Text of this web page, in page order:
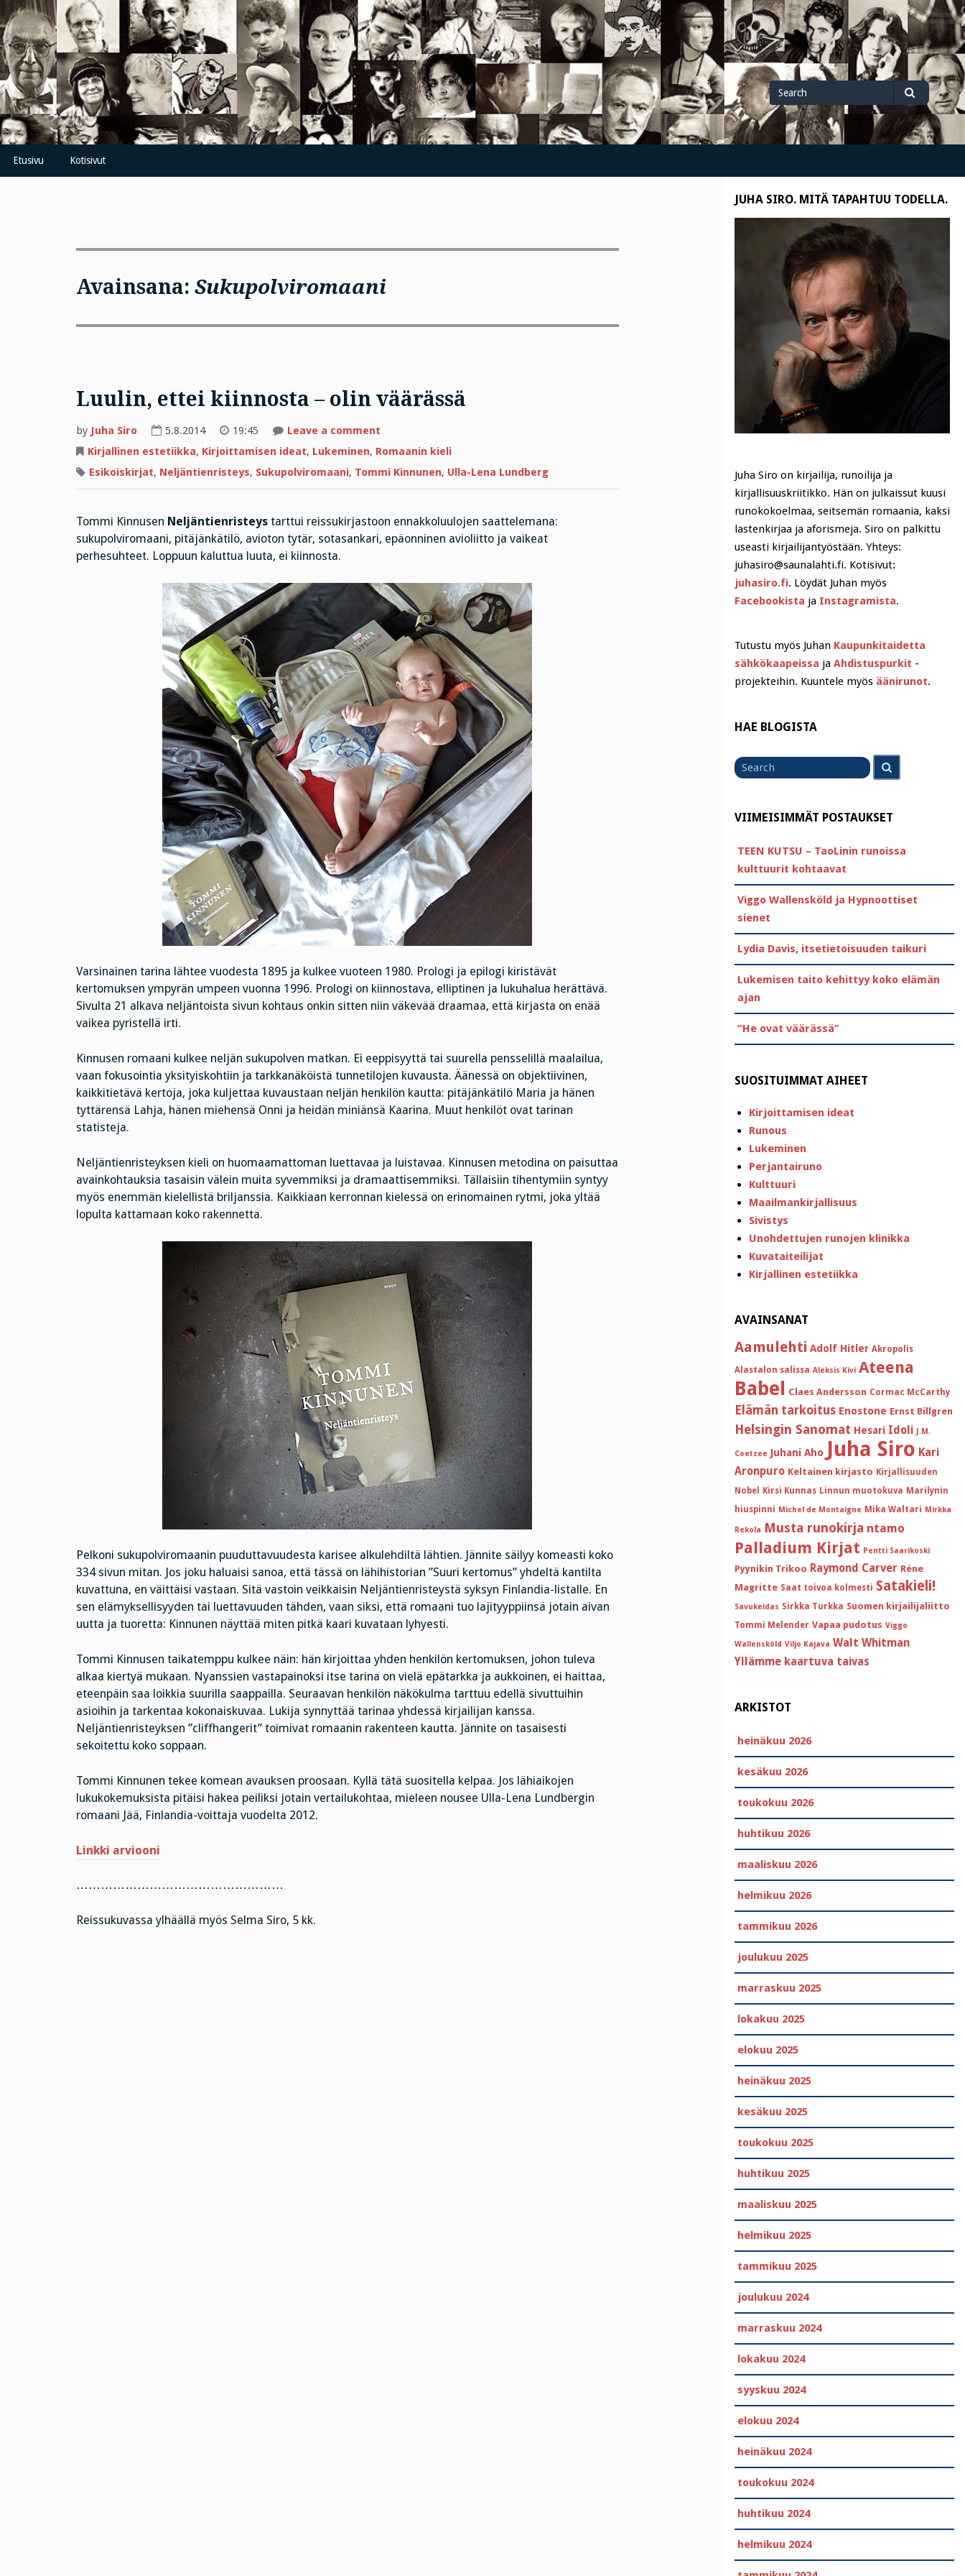
Skip
to
content
Search
for
Search
Etusivu Kotisivut
Avainsana: Sukupolviromaani
Luulin, ettei kiinnosta – olin väärässä
by Juha Siro 5.8.2014 19:45 Leave a commenton
ettei
–
olin
Kirjallinen estetiikka, Kirjoittamisen ideat, Lukeminen, Romaanin kieli
Esikoiskirjat, Neljäntienristeys, Sukupolviromaani, Tommi Kinnunen, Ulla-Lena Lundberg
Tommi Kinnusen Neljäntienristeystarttui reissukirjastoon ennakkoluulojen saattelemana:
sukupolviromaani, pitäjänkätilö, avioton tytär, sotasankari, epäonninen avioliitto ja vaikeat
perhesuhteet. Loppuun kaluttua luuta, ei kiinnosta.
Varsinainen tarina lähtee vuodesta 1895 ja kulkee vuoteen 1980. Prologi ja epilogi kiristävät
kertomuksen ympyrän umpeen vuonna 1996. Prologi on kiinnostava, elliptinen ja lukuhalua herättävä.
Sivulta 21 alkava neljäntoista sivun kohtaus onkin sitten niin väkevää draamaa, että kirjasta on enää
vaikea pyristellä irti.
Kinnusen romaani kulkee neljän sukupolven matkan. Ei eeppisyyttä tai suurella pensselillä maalailua,
vaan fokusointia yksityiskohtiin ja tarkkanäköistä tunnetilojen kuvausta. Äänessä on objektiivinen,
kaikkitietävä kertoja, joka kuljettaa kuvaustaan neljän henkilön kautta: pitäjänkätilö Maria ja hänen
tyttärensä Lahja, hänen miehensä Onni ja heidän miniänsä Kaarina. Muut henkilöt ovat tarinan
statisteja.
Neljäntienristeyksen kieli on huomaamattoman luettavaa ja luistavaa. Kinnusen metodina on paisuttaa
avainkohtauksia tasaisin välein muita syvemmiksi ja dramaattisemmiksi. Tällaisiin tihentymiin syntyy
myös enemmän kielellistä briljanssia. Kaikkiaan kerronnan kielessä on erinomainen rytmi, joka yltää
lopulta kattamaan koko rakennetta.
Pelkoni sukupolviromaanin puuduttavuudesta karisee alkulehdiltä lähtien. Jännite säilyy komeasti koko
334 sivun mitan. Jos joku haluaisi sanoa, että tässä on lähihistorian ”Suuri kertomus” yhdeltä kantilta
kuvattuna, en väittäisi vastaan. Sitä vastoin veikkaisin Neljäntienristeystä syksyn Finlandia-listalle. En
sen elämyksellisyyden tai luettavuuden tähden, vaan siksi, että romaani tuo lajityyppiinsä jotain aivan
uutta ja tuoretta: Kinnunen näyttää miten pitkä kaari kuvataan lyhyesti.
Tommi Kinnusen taikatemppu kulkee näin: hän kirjoittaa yhden henkilön kertomuksen, johon tuleva
alkaa kiertyä mukaan. Nyanssien vastapainoksi itse tarina on vielä epätarkka ja aukkoinen, ei haittaa,
eteenpäin saa loikkia suurilla saappailla. Seuraavan henkilön näkökulma tarttuu edellä sivuttuihin
asioihin ja tarkentaa kokonaiskuvaa. Lukija synnyttää tarinaa yhdessä kirjailijan kanssa.
Neljäntienristeyksen ”cliffhangerit” toimivat romaanin rakenteen kautta. Jännite on tasaisesti
sekoitettu koko soppaan.
Tommi Kinnunen tekee komean avauksen proosaan. Kyllä tätä suositella kelpaa. Jos lähiaikojen
lukukokemuksista pitäisi hakea peiliksi jotain vertailukohtaa, mieleen nousee Ulla-Lena Lundbergin
romaani Jää, Finlandia-voittaja vuodelta 2012.
Linkki arviooni
……………………………………………
Reissukuvassa ylhäällä myös Selma Siro, 5 kk.
JUHA SIRO. MITÄ TAPAHTUU TODELLA.
Juha Siro on kirjailija, runoilija ja
kirjallisuuskriitikko. Hän on julkaissut kuusi
runokokoelmaa, seitsemän romaania, kaksi
lastenkirjaa ja aforismeja. Siro on palkittu
useasti kirjailijantyöstään. Yhteys:
juhasiro@saunalahti.fi. Kotisivut:
juhasiro.fi. Löydät Juhan myös
Facebookista ja Instagramista.
Tutustu myös Juhan Kaupunkitaidetta
sähkökaapeissa ja Ahdistuspurkit -
projekteihin. Kuuntele myös äänirunot.
HAE BLOGISTA
for
VIIMEISIMMÄT POSTAUKSET
TEEN KUTSU – TaoLinin runoissa
kulttuurit kohtaavat
Viggo Wallensköld ja Hypnoottiset
sienet
Lydia Davis, itsetietoisuuden taikuri
Lukemisen taito kehittyy koko elämän
ajan
”He ovat väärässä”
SUOSITUIMMAT AIHEET
Kirjoittamisen ideat
Runous
Lukeminen
Perjantairuno
Kulttuuri
Maailmankirjallisuus
Sivistys
Unohdettujen runojen klinikka
Kuvataiteilijat
Kirjallinen estetiikka
AVAINSANAT
Aamulehti Adolf Hitler Akropolis
Alastalon salissa Aleksis Kivi Ateena
Babel Claes Andersson Cormac McCarthy
Elämän tarkoitus Enostone Ernst Billgren
Helsingin Sanomat Hesari Idoli J.M.
Coetzee Juhani Aho Juha Siro Kari
Aronpuro Keltainen kirjasto Kirjallisuuden
Nobel
Kirsi Kunnas Linnun muotokuva Marilynin
hiuspinni Michel de Montaigne Mika Waltari Mirkka
Rekola Musta runokirja ntamo
Palladium Kirjat Pentti Saarikoski
Pyynikin Trikoo Raymond Carver Réne
Magritte Saat toivoa kolmesti Satakieli!
Savukeidas Sirkka Turkka Suomen kirjailijaliitto
Tommi Melender Vapaa pudotus Viggo
Wallensköld Viljo Kajava Walt Whitman
Yllämme kaartuva taivas
ARKISTOT
heinäkuu 2026
kesäkuu 2026
toukokuu 2026
huhtikuu 2026
maaliskuu 2026
helmikuu 2026
tammikuu 2026
joulukuu 2025
marraskuu 2025
lokakuu 2025
elokuu 2025
heinäkuu 2025
kesäkuu 2025
toukokuu 2025
huhtikuu 2025
maaliskuu 2025
helmikuu 2025
tammikuu 2025
joulukuu 2024
marraskuu 2024
lokakuu 2024
syyskuu 2024
elokuu 2024
heinäkuu 2024
toukokuu 2024
huhtikuu 2024
helmikuu 2024